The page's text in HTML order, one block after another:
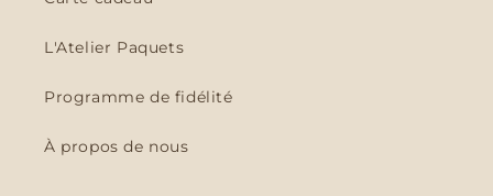
L'Atelier Paquets
Programme de fidélité
À propos de nous